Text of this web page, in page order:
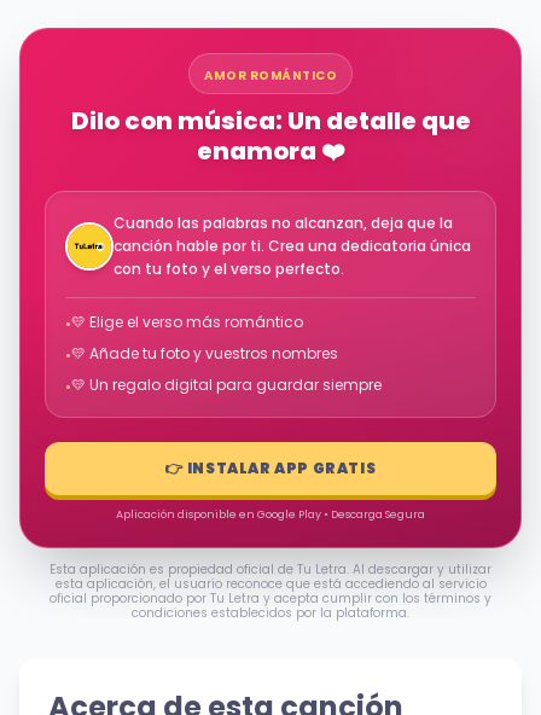
AMOR ROMÁNTICO
Dilo con música: Un detalle que
enamora ❤️
Cuando las palabras no alcanzan, deja que la
canción hable por ti. Crea una dedicatoria única
con tu foto y el verso perfecto.
•💛 Elige el verso más romántico
•💛 Añade tu foto y vuestros nombres
•💛 Un regalo digital para guardar siempre
👉 INSTALAR APP GRATIS
Aplicación disponible en Google Play • Descarga Segura
Esta aplicación es propiedad oficial de Tu Letra. Al descargar y utilizar
esta aplicación, el usuario reconoce que está accediendo al servicio
oficial proporcionado por Tu Letra y acepta cumplir con los términos y
condiciones establecidos por la plataforma.